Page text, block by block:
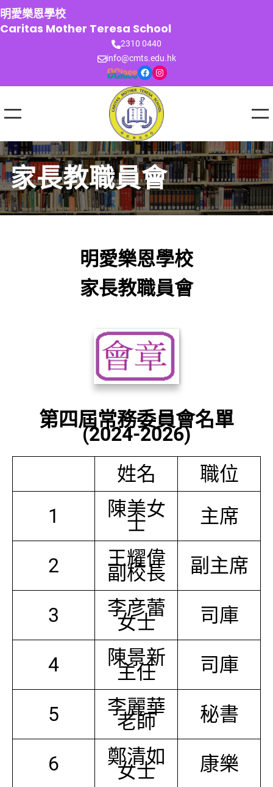
跳
至
主
明愛樂恩學校
Caritas Mother Teresa School
2310 0440
info@cmts.edu.hk
Facebook Instagram
家長教職員會
明愛樂恩學校
家長教職員會
第四屆常務委員會名單
(2024-2026)
姓名
職位
1
陳美女
士 主席
2 王耀偉
副校長 副主席
3 李彦蕾
女士 司庫
4 陳景新
主任 司庫
5 李麗華
老師 秘書
6 鄭清如
女士 康樂